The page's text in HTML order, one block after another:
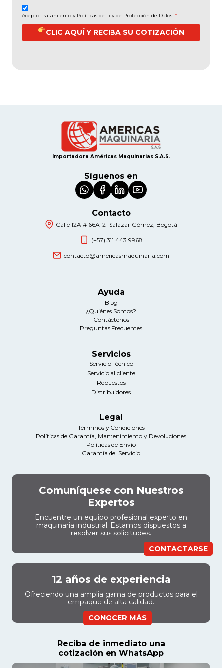
Acepto Tratamiento y Políticas de Ley de Protección de Datos *
CLIC AQUÍ Y RECIBA SU COTIZACIÓN
Importadora Américas Maquinarias S.A.S.
Síguenos en
Contacto
Calle 12A # 66A-21 Salazar Gómez, Bogotá
(+57) 311 443 9968
contacto@americasmaquinaria.com
Ayuda
Blog
¿Quiénes Somos?
Contáctenos
Preguntas Frecuentes
Servicios
Servicio Técnico
Servicio al cliente
Repuestos
Distribuidores
Legal
Términos y Condiciones
Políticas de Garantía, Mantenimiento y Devoluciones
Políticas de Envío
Garantía del Servicio
Comuníquese con Nuestros
Expertos
Encuentre un equipo profesional experto en
maquinaria industrial. Estamos dispuestos a
resolver sus solicitudes.
CONTACTARSE
12 años de experiencia
Ofreciendo una amplia gama de productos para el
empaque de alta calidad.
CONOCER MÁS
Reciba de inmediato una
cotización en WhatsApp